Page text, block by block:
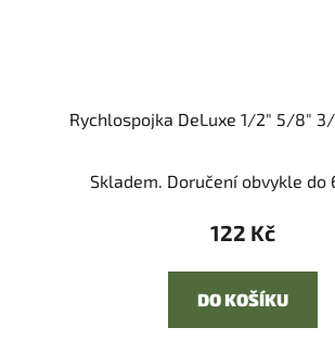
Rychlospojka DeLuxe 1/2" 5/8"
Skladem. Doručení obvykle do
122 Kč
DO KOŠÍKU